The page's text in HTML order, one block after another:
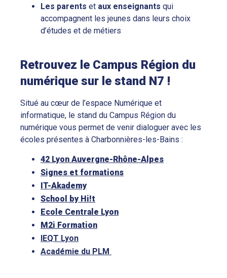
Les parents et aux enseignants qui
accompagnent les jeunes dans leurs choix
d’études et de métiers
Retrouvez le Campus Région du
numérique sur le stand N7 !
Situé au cœur de l’espace Numérique et
informatique, le stand du Campus Région du
numérique vous permet de venir dialoguer avec les
écoles présentes à Charbonnières-les-Bains :
42 Lyon Auvergne-Rhône-Alpes
Signes et formations
IT-Akademy
School by Hi!t
Ecole Centrale Lyon
M2i Formation
IEQT Lyon
Académie du PLM